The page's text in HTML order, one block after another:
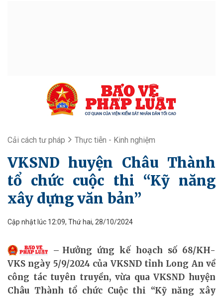
Cải cách tư pháp Thực tiễn - Kinh nghiệm
VKSND huyện Châu Thành
tổ chức cuộc thi “Kỹ năng
xây dựng văn bản”
Cập nhật lúc 12:09, Thứ hai, 28/10/2024
Hưởng ứng kế hoạch số 68/KH-
VKS ngày 5/9/2024 của VKSND tỉnh Long An về
công tác tuyên truyền, vừa qua VKSND huyện
Châu Thành tổ chức Cuộc thi “Kỹ năng xây